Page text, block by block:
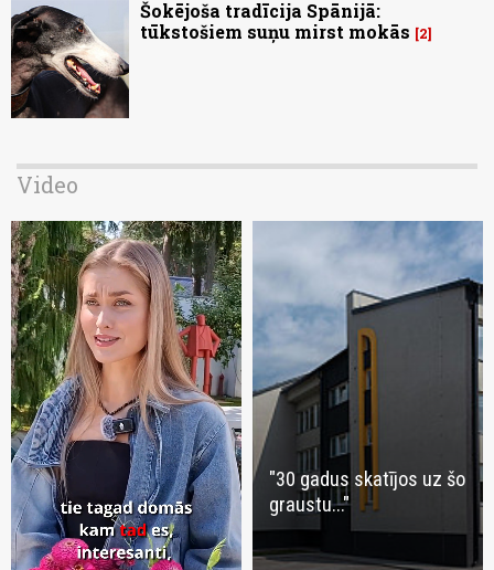
Šokējoša tradīcija Spānijā:
tūkstošiem suņu mirst mokās
2
Video
"30 gadus skatījos uz šo
graustu..."